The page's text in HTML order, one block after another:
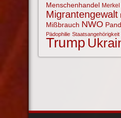
Menschenhandel Merkel
Migrantengewalt
Mißbrauch NWO
Pädophilie Staatsangehörigkeit
Trump